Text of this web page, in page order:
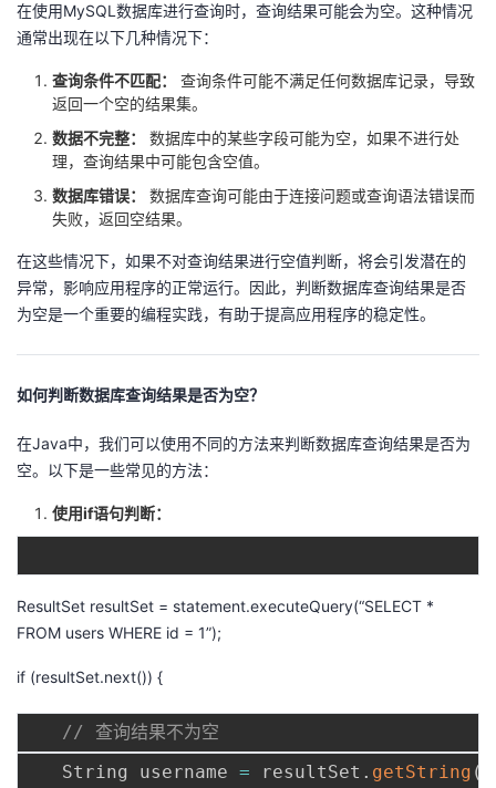
播
活
动
的
关
注
我
开
发
者
学
的
课
程
我
的
认
证
我
的
实
验
我
的
收
的
Programs
我
的
支
持
技
术
支
持
的
云
声
建
议
在使用MySQL数据库进行查询时，查询结果可能会为空。这种情况
通常出现在以下几种情况下：
查询条件不匹配：
查询条件可能不满足任何数据库记录，导致
返回一个空的结果集。
数据不完整：
数据库中的某些字段可能为空，如果不进行处
理，查询结果中可能包含空值。
数据库错误：
数据库查询可能由于连接问题或查询语法错误而
失败，返回空结果。
在这些情况下，如果不对查询结果进行空值判断，将会引发潜在的
异常，影响应用程序的正常运行。因此，判断数据库查询结果是否
为空是一个重要的编程实践，有助于提高应用程序的稳定性。
如何判断数据库查询结果是否为空？
在Java中，我们可以使用不同的方法来判断数据库查询结果是否为
空。以下是一些常见的方法：
使用if语句判断：
ResultSet resultSet = statement.executeQuery(“SELECT *
FROM users WHERE id = 1”);
if (resultSet.next()) {
// 查询结果不为空
   String username
= resultSet . getString (